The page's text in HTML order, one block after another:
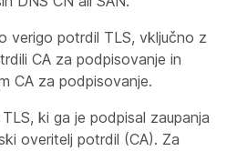
verigo potrdil TLS, vključno z
CA za podpisovanje in
CA za podpisovanje.
ki ga je podpisal zaupanja
overitelj potrdil (CA). Za